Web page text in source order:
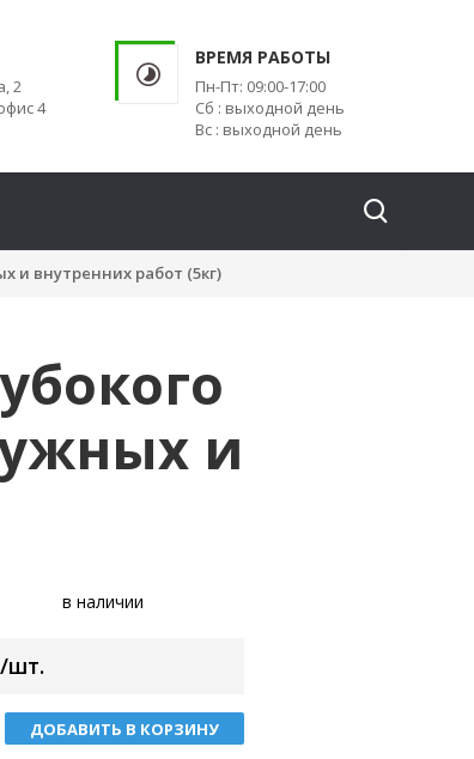
2
4
ВРЕМЯ РАБОТЫ
Пн-Пт: 09:00-17:00
Сб : выходной день
Вс : выходной день
и внутренних работ (5кг)
и
в наличии
шт.
ДОБАВИТЬ В КОРЗИНУ